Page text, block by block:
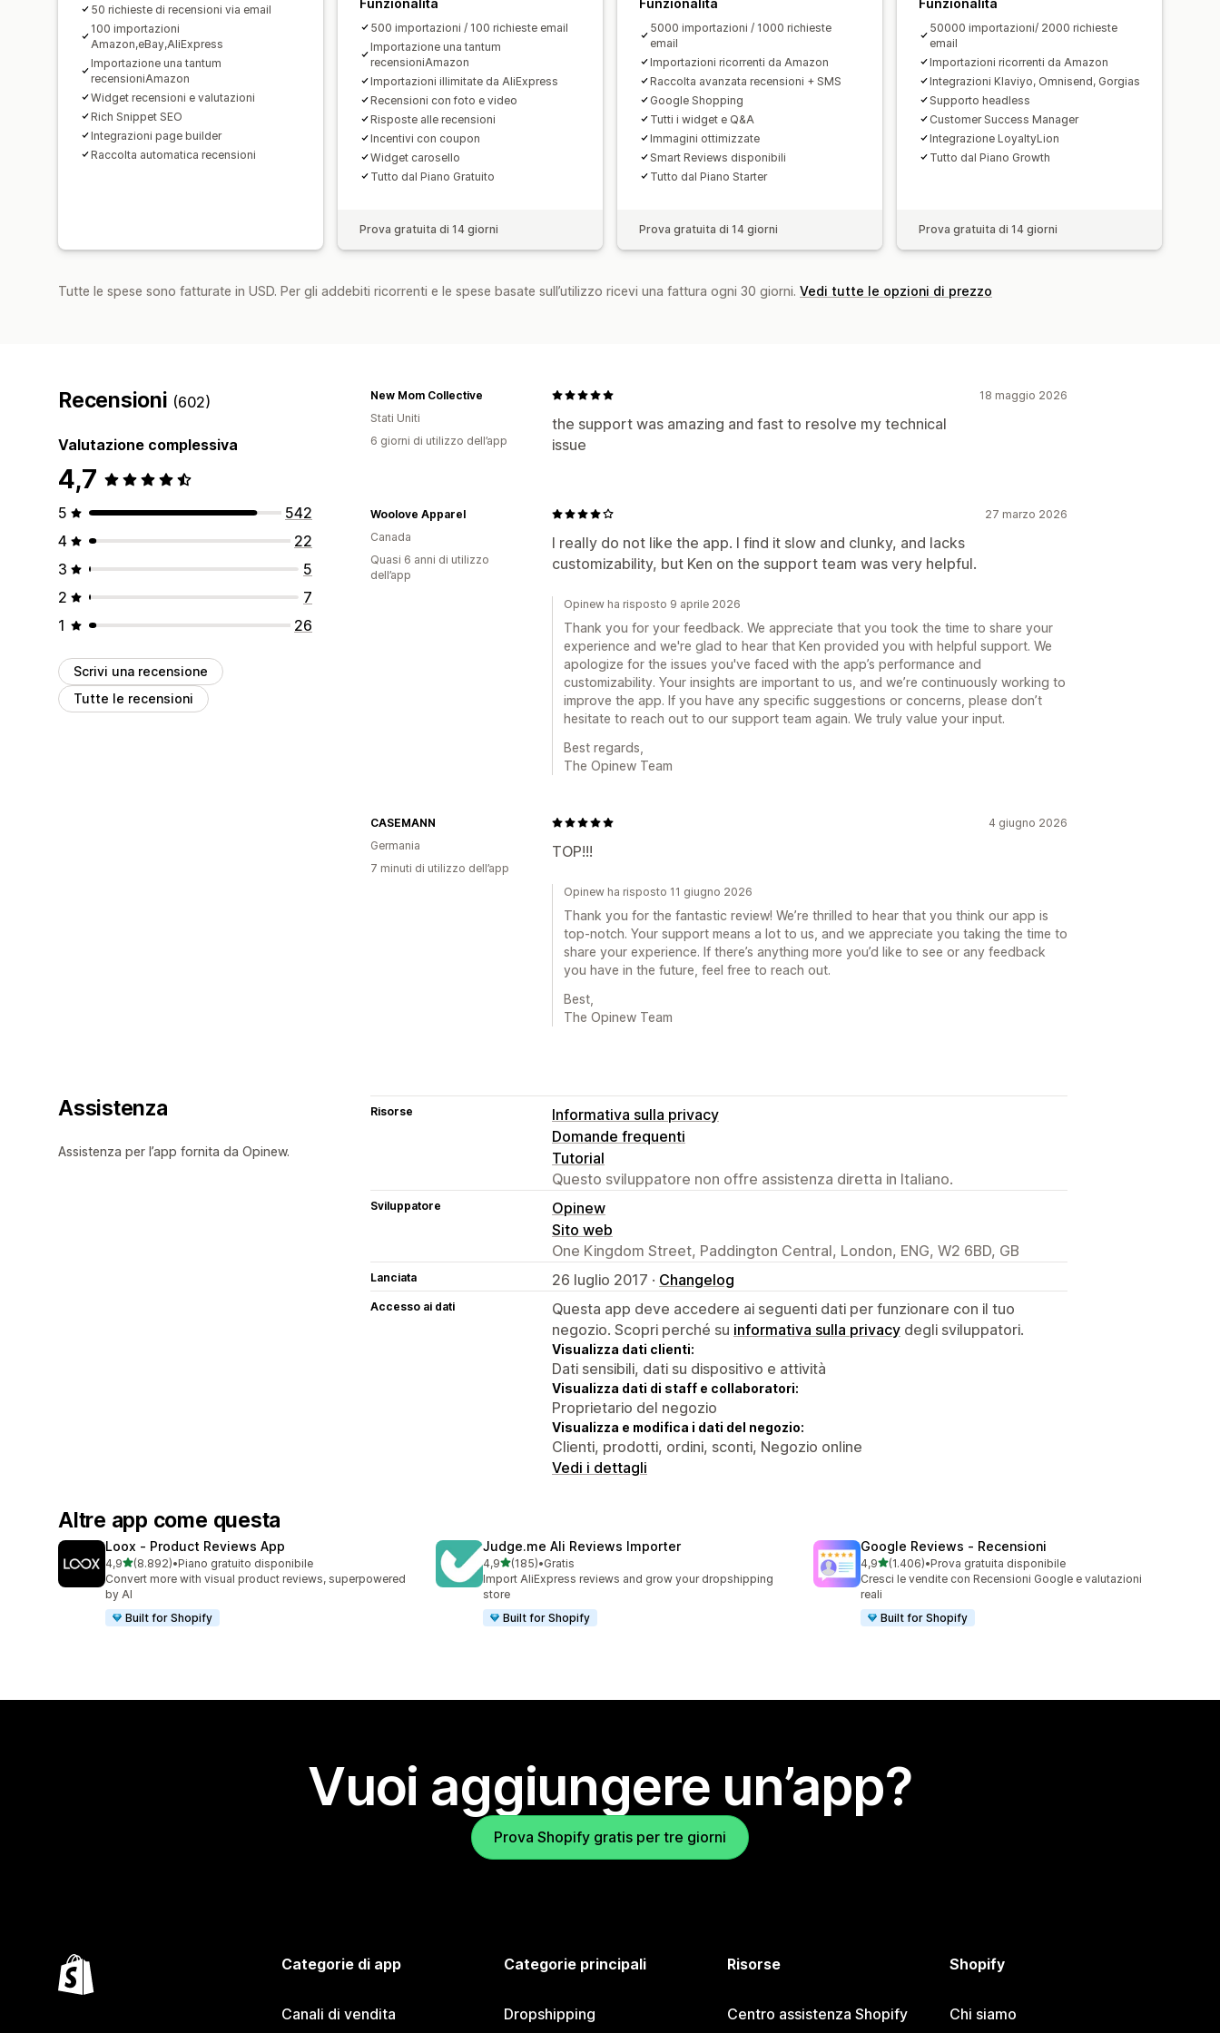
50 richieste di recensioni via email
100 importazioni
Amazon,eBay,AliExpress
Importazione una tantum
recensioniAmazon
Widget recensioni e valutazioni
Rich Snippet SEO
Integrazioni page builder
Raccolta automatica recensioni
500 importazioni / 100 richieste email
Importazione una tantum
recensioniAmazon
Importazioni illimitate da AliExpress
Recensioni con foto e video
Risposte alle recensioni
Incentivi con coupon
Widget carosello
Tutto dal Piano Gratuito
Prova gratuita di 14 giorni
5000 importazioni / 1000 richieste
email
Importazioni ricorrenti da Amazon
Raccolta avanzata recensioni + SMS
Google Shopping
Tutti i widget e Q&A
Immagini ottimizzate
Smart Reviews disponibili
Tutto dal Piano Starter
Prova gratuita di 14 giorni
50000 importazioni/ 2000 richieste
email
Importazioni ricorrenti da Amazon
Integrazioni Klaviyo, Omnisend, Gorgias
Supporto headless
Customer Success Manager
Integrazione LoyaltyLion
Tutto dal Piano Growth
Prova gratuita di 14 giorni
Tutte le spese sono fatturate in USD. Per gli addebiti ricorrenti e le spese basate sull’utilizzo ricevi una fattura ogni 30 giorni. Vedi tutte le opzioni di prezzo
Recensioni (602)
Valutazione complessiva
4,7
5
542
4
22
3
5
2
7
1
26
Scrivi una recensione
Tutte le recensioni
18 maggio 2026
the support was amazing and fast to resolve my technical
issue
New Mom Collective
Stati Uniti
6 giorni di utilizzo dell’app
27 marzo 2026
I really do not like the app. I find it slow and clunky, and lacks
customizability, but Ken on the support team was very helpful.
Woolove Apparel
Canada
Quasi 6 anni di utilizzo
dell’app
Opinew ha risposto 9 aprile 2026
Thank you for your feedback. We appreciate that you took the time to share your
experience and we're glad to hear that Ken provided you with helpful support. We
apologize for the issues you've faced with the app’s performance and
customizability. Your insights are important to us, and we’re continuously working to
improve the app. If you have any specific suggestions or concerns, please don’t
hesitate to reach out to our support team again. We truly value your input.
Best regards,
The Opinew Team
4 giugno 2026
TOP!!!
CASEMANN
Germania
7 minuti di utilizzo dell’app
Opinew ha risposto 11 giugno 2026
Thank you for the fantastic review! We’re thrilled to hear that you think our app is
top-notch. Your support means a lot to us, and we appreciate you taking the time to
share your experience. If there’s anything more you’d like to see or any feedback
you have in the future, feel free to reach out.
Best,
The Opinew Team
Assistenza
Assistenza per l’app fornita da Opinew.
Risorse
Informativa sulla privacy
Domande frequenti
Tutorial
Questo sviluppatore non offre assistenza diretta in Italiano.
Sviluppatore
Opinew
Sito web
One Kingdom Street, Paddington Central, London, ENG, W2 6BD, GB
Lanciata 26 luglio 2017 · Changelog
Accesso ai dati
Questa app deve accedere ai seguenti dati per funzionare con il tuo
negozio. Scopri perché su informativa sulla privacy degli sviluppatori.
Visualizza dati clienti:
Dati sensibili, dati su dispositivo e attività
Visualizza dati di staff e collaboratori:
Proprietario del negozio
Visualizza e modifica i dati del negozio:
Clienti, prodotti, ordini, sconti, Negozio online
Vedi i dettagli
Altre app come questa
Loox ‑ Product Reviews App
4,9stelle su 5
(8.892)
8892 recensioni totali
•Piano gratuito disponibile
Convert more with visual product reviews, superpowered
by AI
Built for Shopify
Judge.me Ali Reviews Importer
4,9stelle su 5
(185)
185 recensioni totali
•Gratis
Import AliExpress reviews and grow your dropshipping
store
Built for Shopify
Google Reviews ‑ Recensioni
4,9stelle su 5
(1.406)
1406 recensioni totali
•Prova gratuita disponibile
Cresci le vendite con Recensioni Google e valutazioni
reali
Built for Shopify
Vuoi aggiungere un’app?
Prova Shopify gratis per tre giorni
Categorie di app
Canali di vendita
Categorie principali
Dropshipping
Risorse
Centro assistenza Shopify
Shopify
Chi siamo